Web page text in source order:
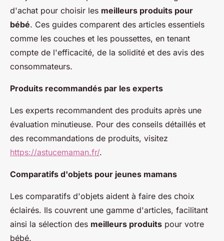
d'achat pour choisir les meilleurs produits pour
bébé. Ces guides comparent des articles essentiels
comme les couches et les poussettes, en tenant
compte de l'efficacité, de la solidité et des avis des
consommateurs.
Produits recommandés par les experts
Les experts recommandent des produits après une
évaluation minutieuse. Pour des conseils détaillés et
des recommandations de produits, visitez
https://astucemaman.fr/.
Comparatifs d'objets pour jeunes mamans
Les comparatifs d'objets aident à faire des choix
éclairés. Ils couvrent une gamme d'articles, facilitant
ainsi la sélection des meilleurs produits pour votre
bébé.